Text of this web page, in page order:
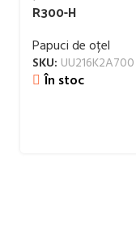
R300-H
Papuci de oțel
SKU: UU216K2A700
În stoc